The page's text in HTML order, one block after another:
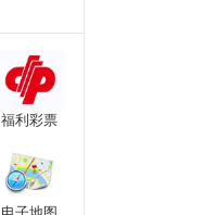
福利彩票